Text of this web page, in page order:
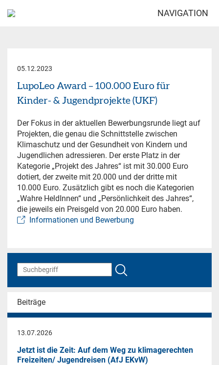
NAVIGATION
05.12.2023
LupoLeo Award – 100.000 Euro für
Kinder- & Jugendprojekte (UKF)
Der Fokus in der aktuellen Bewerbungsrunde liegt auf
Projekten, die genau die Schnittstelle zwischen
Klimaschutz und der Gesundheit von Kindern und
Jugendlichen adressieren. Der erste Platz in der
Kategorie „Projekt des Jahres“ ist mit 30.000 Euro
dotiert, der zweite mit 20.000 und der dritte mit
10.000 Euro. Zusätzlich gibt es noch die Kategorien
„Wahre HeldInnen“ und „Persönlichkeit des Jahres“,
die jeweils ein Preisgeld von 20.000 Euro haben.
Informationen und Bewerbung
Beiträge
13.07.2026
Jetzt ist die Zeit: Auf dem Weg zu klimagerechten
Freizeiten/ Jugendreisen (AfJ EKvW)